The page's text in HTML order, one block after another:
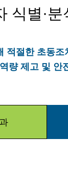
식별·
적절한 초동
량 제고 및 안